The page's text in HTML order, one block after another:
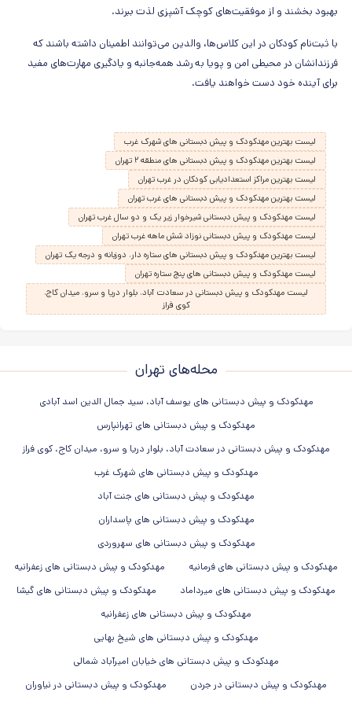
بهبود بخشند و از موفقیت‌های کوچک آشپزی لذت ببرند.
با ثبت‌نام کودکان در این کلاس‌ها، والدین می‌توانند اطمینان داشته باشند که
فرزندانشان در محیطی امن و پویا به رشد همه‌جانبه و یادگیری مهارت‌های مفید
برای آینده خود دست خواهند یافت.
لیست بهترین مهدکودک و پیش دبستانی های شهرک غرب
لیست بهترین مهدکودک و پیش دبستانی های منطقه ۲ تهران
لیست بهترین مراکز استعدادیابی کودکان در غرب تهران
لیست بهترین مهدکودک و پیش دبستانی های غرب تهران
لیست مهدکودک و پیش دبستانی شیرخوار زیر یک و دو سال غرب تهران
لیست مهدکودک و پیش دبستانی نوزاد شش ماهه غرب تهران
لیست بهترین مهدکودک و پیش دبستانی های ستاره دار، دوزبانه و درجه یک تهران
لیست مهدکودک و پیش دبستانی های پنج ستاره تهران
لیست مهدکودک و پیش دبستانی در سعادت آباد، بلوار دریا و سرو، میدان کاج،
کوی فراز
محله‌های تهران
مهدکودک و پیش دبستانی های یوسف آباد، سید جمال الدین اسد آبادی
مهدکودک و پیش دبستانی های تهرانپارس
مهدکودک و پیش دبستانی در سعادت آباد، بلوار دریا و سرو، میدان کاج، کوی فراز
مهدکودک و پیش دبستانی های شهرک غرب
مهدکودک و پیش دبستانی های جنت آباد
مهدکودک و پیش دبستانی های پاسداران
مهدکودک و پیش دبستانی های سهروردی
مهدکودک و پیش دبستانی های فرمانیه
مهدکودک و پیش دبستانی های زعفرانیه
مهدکودک و پیش دبستانی های میرداماد
مهدکودک و پیش دبستانی های گیشا
مهدکودک و پیش دبستانی های زعفرانیه
مهدکودک و پیش دبستانی های شیخ بهایی
مهدکودک و پیش دبستانی های خیابان امیرآباد شمالی
مهدکودک و پیش دبستانی در جردن
مهدکودک و پیش دبستانی در نیاوران